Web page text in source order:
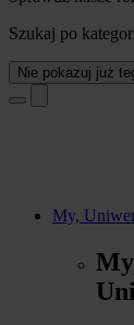
Szukaj po
Nie pokazuj już
My,